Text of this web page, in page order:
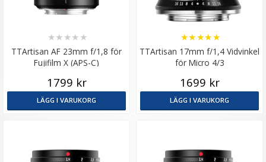
TTArtisan AF 23mm f/1,8 för
Fujifilm X (APS-C)
★★ ★★ ★
1799 kr
LÄGG I VARUKORG
TTArtisan 17mm f/1,4 Vidvinkel
för Micro 4/3
★★★★★
1699 kr
LÄGG I VARUKORG